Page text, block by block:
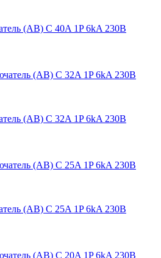
(АВ) C 40A 1P 6kA 230В
(АВ) C 32A 1P 6kA 230В
(АВ) C 25A 1P 6kA 230В